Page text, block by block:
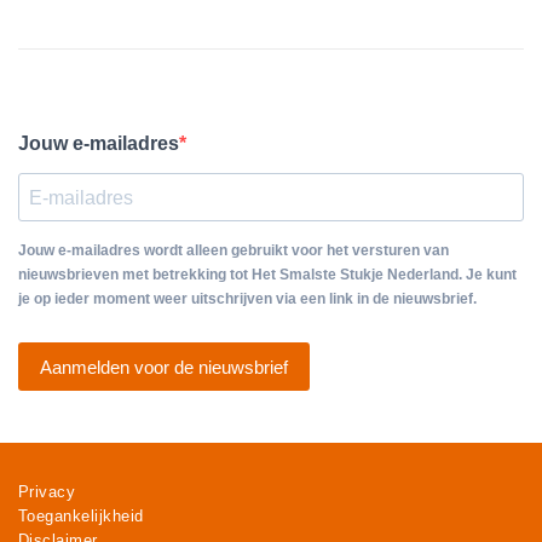
Jouw e-mailadres
Jouw e-mailadres wordt alleen gebruikt voor het versturen van
nieuwsbrieven met betrekking tot Het Smalste Stukje Nederland. Je kunt
je op ieder moment weer uitschrijven via een link in de nieuwsbrief.
Aanmelden voor de nieuwsbrief
Privacy
Toegankelijkheid